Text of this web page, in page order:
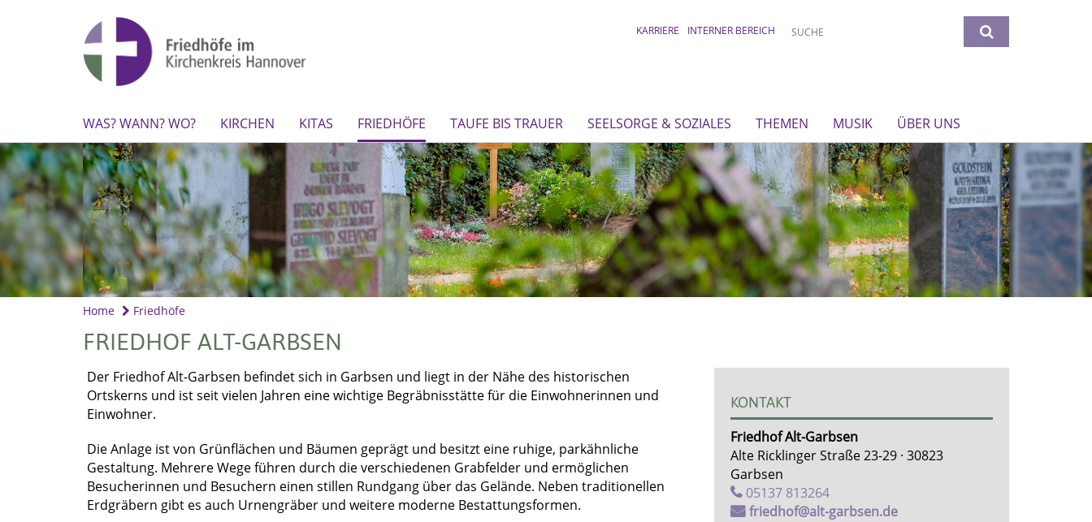
KARRIERE INTERNER BEREICH
WAS? WANN? WO? KIRCHEN KITAS FRIEDHÖFE TAUFE BIS TRAUER SEELSORGE & SOZIALES THEMEN MUSIK ÜBER UNS
Home Friedhöfe
FRIEDHOF ALT-GARBSEN
Der Friedhof Alt-Garbsen befindet sich in Garbsen und liegt in der Nähe des historischen
Ortskerns und ist seit vielen Jahren eine wichtige Begräbnisstätte für die Einwohnerinnen und
Einwohner.
Die Anlage ist von Grünflächen und Bäumen geprägt und besitzt eine ruhige, parkähnliche
Gestaltung. Mehrere Wege führen durch die verschiedenen Grabfelder und ermöglichen
Besucherinnen und Besuchern einen stillen Rundgang über das Gelände. Neben traditionellen
Erdgräbern gibt es auch Urnengräber und weitere moderne Bestattungsformen.
KONTAKT
Friedhof Alt-Garbsen
Alte Ricklinger Straße 23-29 · 30823
Garbsen
05137 813264
friedhof@alt-garbsen.de